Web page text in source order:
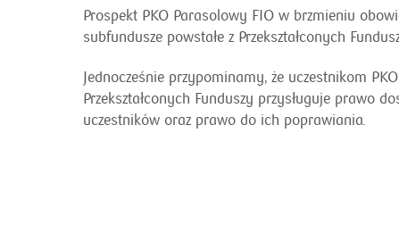
Prospekt PKO Parasolowy FIO w brzmieniu
subfundusze powstałe z Przekształconych
Jednocześnie przypominamy, że uczestnikom
Przekształconych Funduszy przysługuje prawo
uczestników oraz prawo do ich poprawiania.